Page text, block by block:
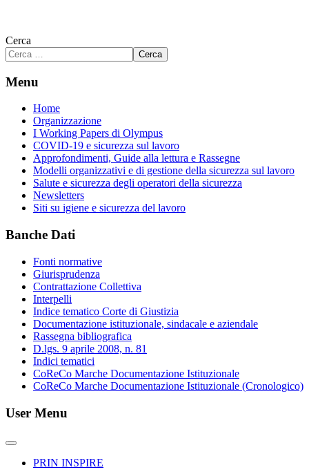
Cerca
Cerca
Menu
Home
Organizzazione
I Working Papers di Olympus
COVID-19 e sicurezza sul lavoro
Approfondimenti, Guide alla lettura e Rassegne
Modelli organizzativi e di gestione della sicurezza sul lavoro
Salute e sicurezza degli operatori della sicurezza
Newsletters
Siti su igiene e sicurezza del lavoro
Banche Dati
Fonti normative
Giurisprudenza
Contrattazione Collettiva
Interpelli
Indice tematico Corte di Giustizia
Documentazione istituzionale, sindacale e aziendale
Rassegna bibliografica
D.lgs. 9 aprile 2008, n. 81
Indici tematici
CoReCo Marche Documentazione Istituzionale
CoReCo Marche Documentazione Istituzionale (Cronologico)
User Menu
PRIN INSPIRE